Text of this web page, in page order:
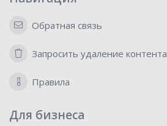
Обратная связь
Запросить удаление контента
Правила
Для бизнеса